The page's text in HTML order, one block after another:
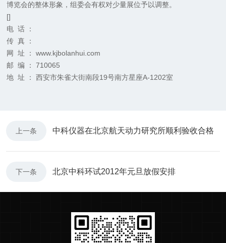
博览会的整体形象，组委会有权对少量展位予以调整。
[]
电 话 ：
传 真 ：
网 址 ：www.kjbolanhui.com
邮 编 ： 710065
地 址 ： 西安市朱雀大街南段19号南方星座A-1202室
上一条 中科仪器在北京航天动力研究所顺利验收合格
下一条 北京中科环试2012年元旦放假安排